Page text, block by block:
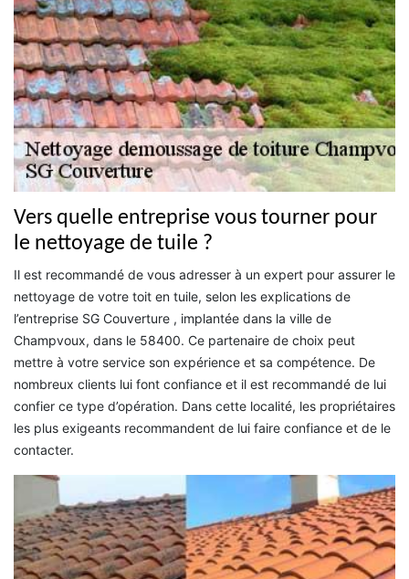
Vers quelle entreprise vous tourner pour
le nettoyage de tuile ?
Il est recommandé de vous adresser à un expert pour assurer le
nettoyage de votre toit en tuile, selon les explications de
l’entreprise SG Couverture , implantée dans la ville de
Champvoux, dans le 58400. Ce partenaire de choix peut
mettre à votre service son expérience et sa compétence. De
nombreux clients lui font confiance et il est recommandé de lui
confier ce type d’opération. Dans cette localité, les propriétaires
les plus exigeants recommandent de lui faire confiance et de le
contacter.